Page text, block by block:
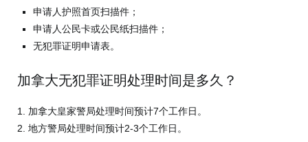
申请人护照首页扫描件；
申请人公民卡或公民纸扫描件；
无犯罪证明申请表。
加拿大无犯罪证明处理时间是多久？
1. 加拿大皇家警局处理时间预计7个工作日。
2. 地方警局处理时间预计2-3个工作日。